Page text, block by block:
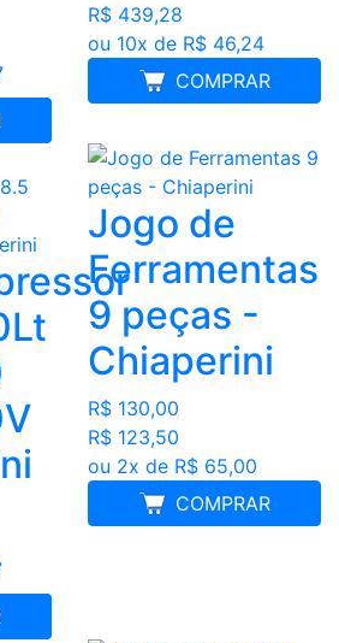
R$ 439,28
ou 10x de R$ 46,24
COMPRAR
Jogo de
Ferramentas
9 peças -
Chiaperini
R$ 130,00
R$ 123,50
ou 2x de R$ 65,00
COMPRAR